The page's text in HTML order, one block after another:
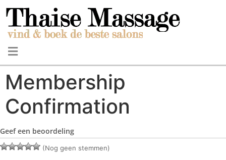
Membership
Confirmation
Geef een beoordeling
(Nog geen stemmen)